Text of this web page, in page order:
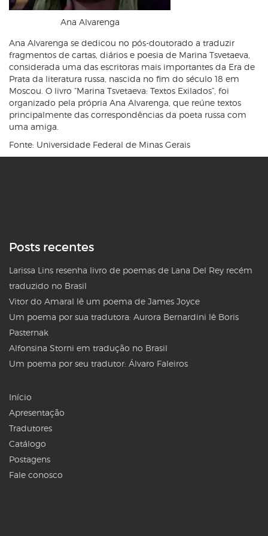
Ana Alvarenga
Ana Alvarenga se dedicou no pós-doutorado a traduzir
fragmentos de cartas, diários e poesia de Marina Tsvetaeva,
considerada uma das escritoras mais importantes da Era de
Prata da literatura russa, nascida no fim do século 18 em
Moscou. O livro “Marina Tsvetaeva: Textos Exilados”, foi
organizado pela própria Ana Alvarenga, que reúne textos
principalmente das correspondências da poeta russa com
uma amiga.
Fonte: Universidade Federal de Minas Gerais
Posts recentes
Larissa Lins resenha livro de poemas de Lana Del Rey recém
traduzido no Brasil
Vitor do Amaral lê um poema de James Joyce
Um poema por sua tradutora: Aurora Bernardini lê Boris
Pasternak
Alfonsina Storni em tradução no Brasil
Um poema por seu tradutor: Álvaro Faleiros
Início
Apresentação
Tradutores
Catálogo
Postagens
Fale conosco